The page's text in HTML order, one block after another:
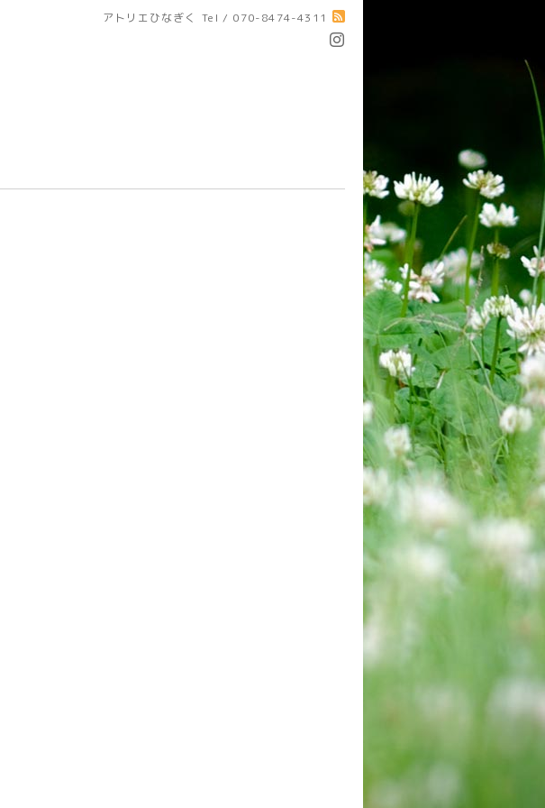
アトリエひなぎく Tel / 070-8474-4311